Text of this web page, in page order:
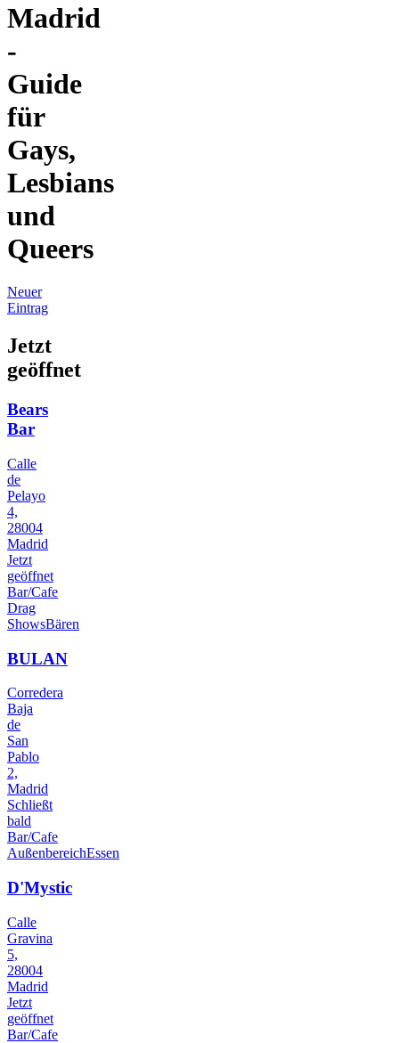
Madrid
-
Guide
für
Gays,
Lesbians
und
Queers
Neuer
Eintrag
Jetzt
geöffnet
Bears
Bar
Calle
de
Pelayo
4,
28004
Madrid
Jetzt
geöffnet
Bar/Cafe
Drag
ShowsBären
BULAN
Corredera
Baja
de
San
Pablo
2,
Madrid
Schließt
bald
Bar/Cafe
AußenbereichEssen
D'Mystic
Calle
Gravina
5,
28004
Madrid
Jetzt
geöffnet
Bar/Cafe